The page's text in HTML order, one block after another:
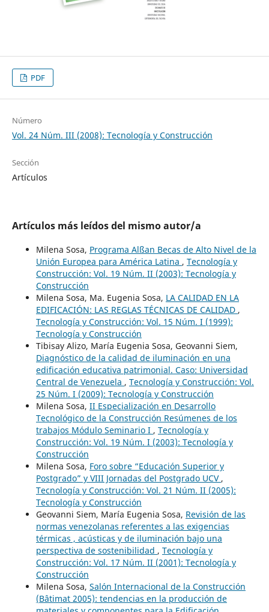
PDF
Número
Vol. 24 Núm. III (2008): Tecnología y Construcción
Sección
Artículos
Artículos más leídos del mismo autor/a
Milena Sosa, Programa Alßan Becas de Alto Nivel de la
Unión Europea para América Latina , Tecnología y
Construcción: Vol. 19 Núm. II (2003): Tecnología y
Construcción
Milena Sosa, Ma. Eugenia Sosa, LA CALIDAD EN LA
EDIFICACIÓN: LAS REGLAS TÉCNICAS DE CALIDAD ,
Tecnología y Construcción: Vol. 15 Núm. I (1999):
Tecnología y Construcción
Tibisay Alizo, María Eugenia Sosa, Geovanni Siem,
Diagnóstico de la calidad de iluminación en una
edificación educativa patrimonial. Caso: Universidad
Central de Venezuela , Tecnología y Construcción: Vol.
25 Núm. I (2009): Tecnología y Construcción
Milena Sosa, II Especialización en Desarrollo
Tecnológico de la Construcción Resúmenes de los
trabajos Módulo Seminario I , Tecnología y
Construcción: Vol. 19 Núm. I (2003): Tecnología y
Construcción
Milena Sosa, Foro sobre “Educación Superior y
Postgrado” y VIII Jornadas del Postgrado UCV ,
Tecnología y Construcción: Vol. 21 Núm. II (2005):
Tecnología y Construcción
Geovanni Siem, María Eugenia Sosa, Revisión de las
normas venezolanas referentes a las exigencias
térmicas , acústicas y de iluminación bajo una
perspectiva de sostenibilidad , Tecnología y
Construcción: Vol. 17 Núm. II (2001): Tecnología y
Construcción
Milena Sosa, Salón Internacional de la Construcción
(Bâtimat 2005): tendencias en la producción de